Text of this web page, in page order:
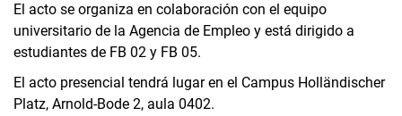
El acto se organiza en colaboración con el equipo
universitario de la Agencia de Empleo y está dirigido a
estudiantes de FB 02 y FB 05.
El acto presencial tendrá lugar en el Campus Holländischer
Platz, Arnold-Bode 2, aula 0402.